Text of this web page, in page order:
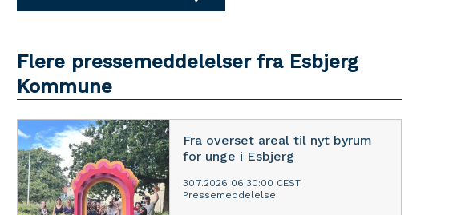
Flere pressemeddelelser fra Esbjerg
Kommune
Fra overset areal til nyt byrum
for unge i Esbjerg
30.7.2026 06:30:00 CEST
Pressemeddelelse